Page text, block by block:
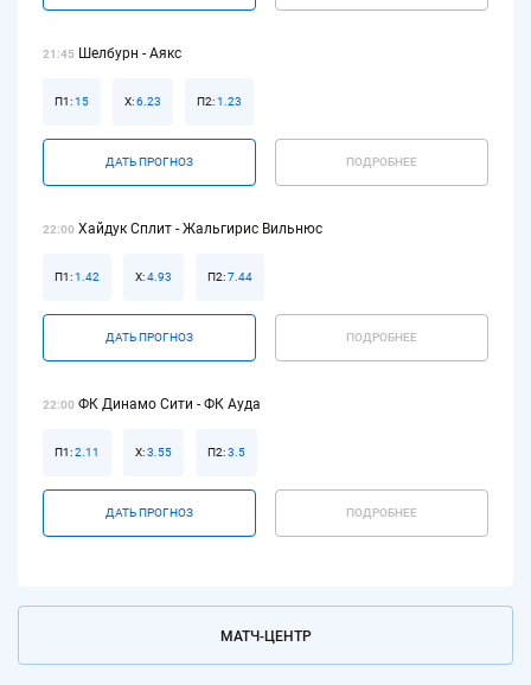
21:45 Шелбурн - Аякс
ДАТЬ ПРОГНОЗ
П1:15 Х:6.23 П2:1.23
ПОДРОБНЕЕ
22:00 Хайдук Сплит - Жальгирис Вильнюс
ДАТЬ ПРОГНОЗ
П1:1.42 Х:4.93 П2:7.44
ПОДРОБНЕЕ
22:00 ФК Динамо Сити - ФК Ауда
ДАТЬ ПРОГНОЗ
П1:2.11 Х:3.55 П2:3.5
ПОДРОБНЕЕ
МАТЧ-ЦЕНТР